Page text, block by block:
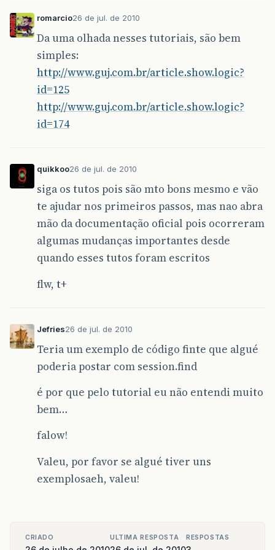
romarcio26 de jul. de 2010
Da uma olhada nesses tutoriais, são bem
simples:
http://www.guj.com.br/article.show.logic?
id=125
http://www.guj.com.br/article.show.logic?
id=174
quikkoo26 de jul. de 2010
siga os tutos pois são mto bons mesmo e vão
te ajudar nos primeiros passos, mas nao abra
mão da documentação oficial pois ocorreram
algumas mudanças importantes desde
quando esses tutos foram escritos
flw, t+
Jefries26 de jul. de 2010
Teria um exemplo de código finte que algué
poderia postar com session.find
é por que pelo tutorial eu não entendi muito
bem…
falow!
Valeu, por favor se algué tiver uns
exemplosaeh, valeu!
CRIADO ULTIMA RESPOSTA RESPOSTAS